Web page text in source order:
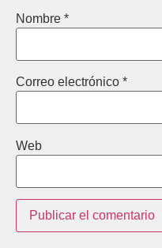
Nombre *
Correo electrónico *
Web